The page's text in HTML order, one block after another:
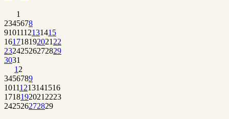
1
2345678
9101112131415
161718192021 22
23242526272829
3031
1 2
3456789
10111213141516
1718192021 2223
242526272829